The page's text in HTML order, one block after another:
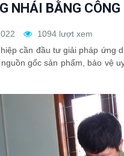
NHÁI BẰNG CÔNG
1094 lượt xem
cần đầu tư giải pháp ứng
gốc sản phẩm, bảo vệ